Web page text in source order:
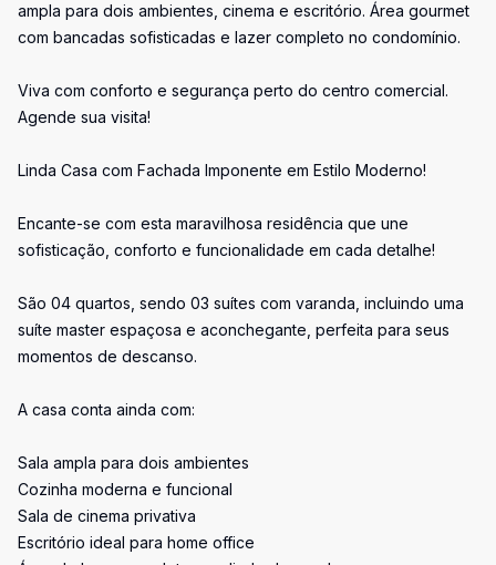
ampla para dois ambientes, cinema e escritório. Área gourmet
com bancadas sofisticadas e lazer completo no condomínio.
Viva com conforto e segurança perto do centro comercial.
Agende sua visita!
Linda Casa com Fachada Imponente em Estilo Moderno!
Encante-se com esta maravilhosa residência que une
sofisticação, conforto e funcionalidade em cada detalhe!
São 04 quartos, sendo 03 suítes com varanda, incluindo uma
suíte master espaçosa e aconchegante, perfeita para seus
momentos de descanso.
A casa conta ainda com:
Sala ampla para dois ambientes
Cozinha moderna e funcional
Sala de cinema privativa
Escritório ideal para home office